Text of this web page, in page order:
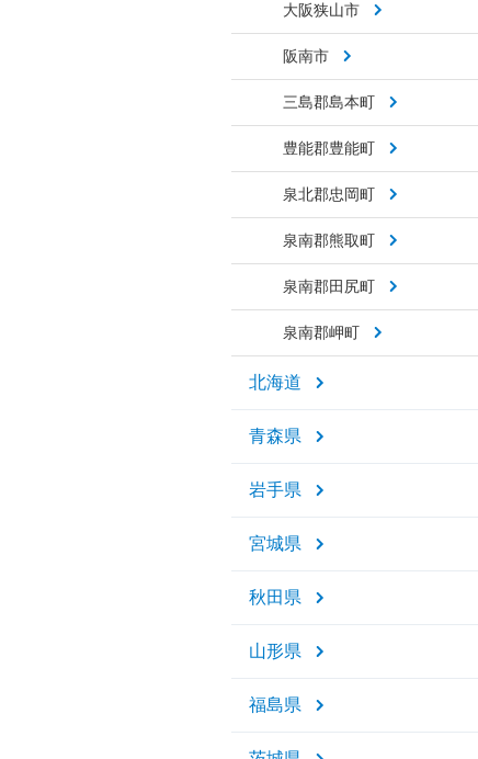
大阪狭山市
阪南市
三島郡島本町
豊能郡豊能町
泉北郡忠岡町
泉南郡熊取町
泉南郡田尻町
泉南郡岬町
北海道
青森県
岩手県
宮城県
秋田県
山形県
福島県